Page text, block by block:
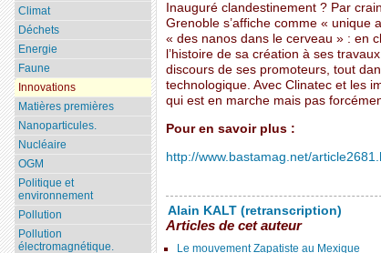
Inauguré clandestinement ? Par
Grenoble s’affiche comme « unique
« des nanos dans le cerveau » : en
l’histoire de sa création à ses
discours de ses promoteurs, tout
technologique. Avec Clinatec et les
qui est en marche mais pas
Pour en savoir plus :
http://www.bastamag.net/
Alain KALT (retranscription)
Articles de cet auteur
Le mouvement Zapatiste au Mexique
Climat
Déchets
Energie
Faune
Innovations
Matières premières
Nanoparticules.
Nucléaire
OGM
Politique et
environnement
Pollution
Pollution
électromagnétique.